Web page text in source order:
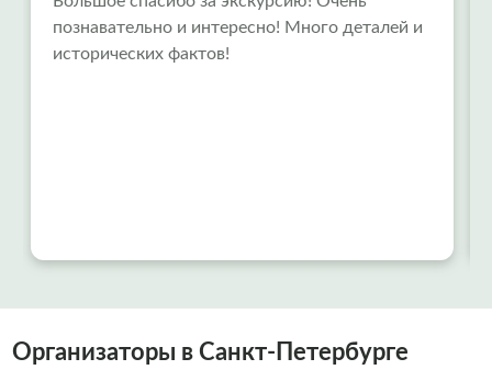
познавательно и интересно! Много деталей и
исторических фактов!
Организаторы в Санкт-Петербурге